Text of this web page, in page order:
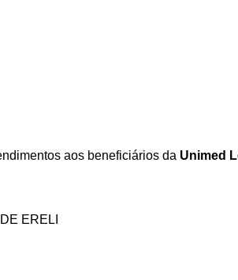
aos beneficiários da Unimed
ERELI